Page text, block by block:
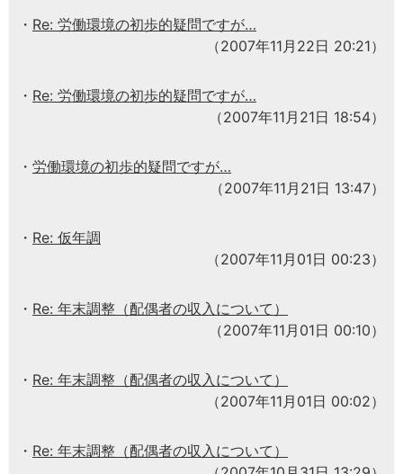
Re: 労働環境の初歩的疑問ですが…
（2007年11月22日 20:21）
Re: 労働環境の初歩的疑問ですが…
（2007年11月21日 18:54）
労働環境の初歩的疑問ですが…
（2007年11月21日 13:47）
Re: 仮年調
（2007年11月01日 00:23）
Re: 年末調整（配偶者の収入について）
（2007年11月01日 00:10）
Re: 年末調整（配偶者の収入について）
（2007年11月01日 00:02）
Re: 年末調整（配偶者の収入について）